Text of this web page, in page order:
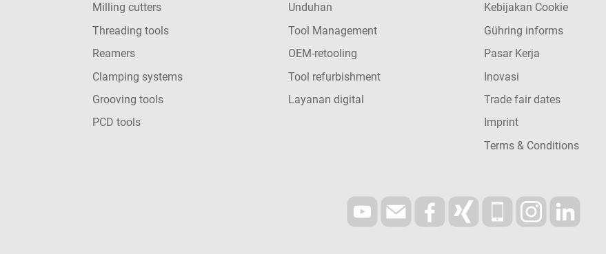
Milling cutters
Threading tools
Reamers
Clamping systems
Grooving tools
PCD tools
Unduhan
Tool Management
OEM-retooling
Tool refurbishment
Layanan digital
Kebijakan Cookie
Gühring informs
Pasar Kerja
Inovasi
Trade fair dates
Imprint
Terms & Conditions